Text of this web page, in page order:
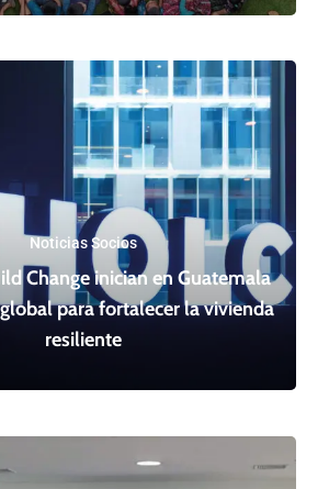
Noticias Socios
Change inician en Guatemala
para fortalecer la vivienda
resiliente